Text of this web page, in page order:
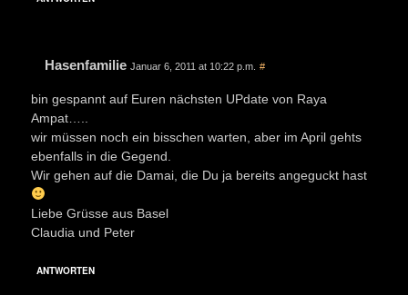
Hasenfamilie Januar 6, 2011 at 10:22 p.m. #
bin gespannt auf Euren nächsten UPdate von Raya
Ampat…..
wir müssen noch ein bisschen warten, aber im April gehts
ebenfalls in die Gegend.
Wir gehen auf die Damai, die Du ja bereits angeguckt hast
Liebe Grüsse aus Basel
Claudia und Peter
ANTWORTEN